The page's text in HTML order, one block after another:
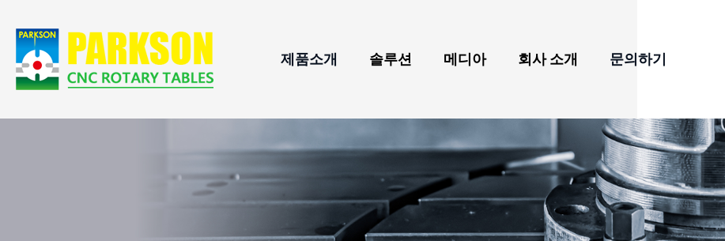
제품소개
수평형 CNC 회전 테이블
자동 팔레트 교체기
솔루션
적용분야
지원하다
항공우주 가공 및 응용
녹색 에너지 기계의 가
공 및 응용
자전거, 전기 자동차, 자
동차 및 선박 부품 가공
산업
메디아
브로셔
블로그
회사 소개
수상 및 주요 성과
품질
글로벌 네트워크
문의하기